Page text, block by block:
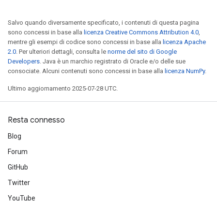
Salvo quando diversamente specificato, i contenuti di questa pagina
sono concessi in base alla licenza Creative Commons Attribution 4.0,
mentre gli esempi di codice sono concessi in base alla licenza Apache
2.0. Per ulteriori dettagli, consulta le norme del sito di Google
Developers. Java è un marchio registrato di Oracle e/o delle sue
consociate. Alcuni contenuti sono concessi in base alla licenza NumPy.
Ultimo aggiornamento 2025-07-28 UTC.
Resta connesso
Blog
Forum
GitHub
Twitter
YouTube